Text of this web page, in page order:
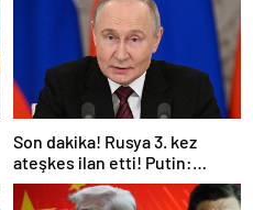
Son dakika! Rusya 3. kez
ateşkes ilan etti! Putin:
Erdoğan ile görüşme
gerçekleştireceğiz